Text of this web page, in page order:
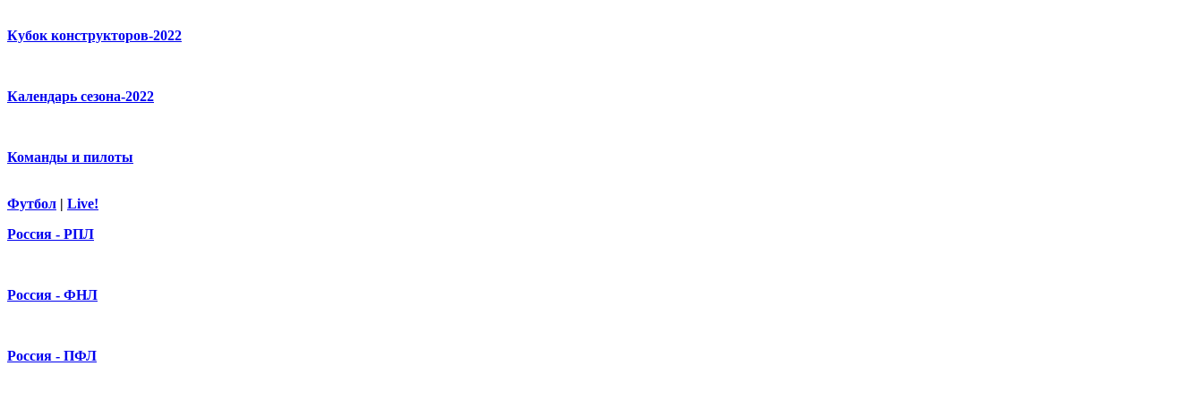
Кубок конструкторов-2022
Календарь сезона-2022
Команды и пилоты
Футбол | Live!
Россия - РПЛ
Россия - ФНЛ
Россия - ПФЛ